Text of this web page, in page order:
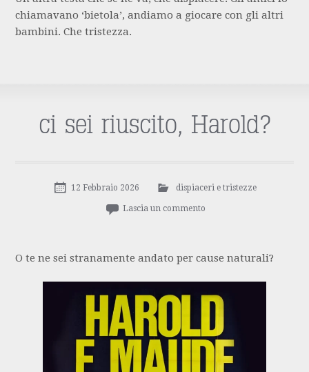
chiamavano ‘bietola’, andiamo a giocare con gli altri
bambini. Che tristezza.
ci sei riuscito, Harold?
12 Febbraio 2026 dispiaceri e tristezze
Lascia un commento
O te ne sei stranamente andato per cause naturali?